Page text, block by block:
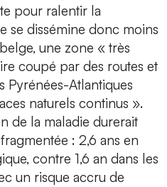
pour ralentir la
se dissémine donc moins
une zone « très
coupé par des routes et
Pyrénées-Atlantiques
naturels continus ».
de la maladie durerait
: 2,6 ans en
contre 1,6 an dans les
un risque accru de